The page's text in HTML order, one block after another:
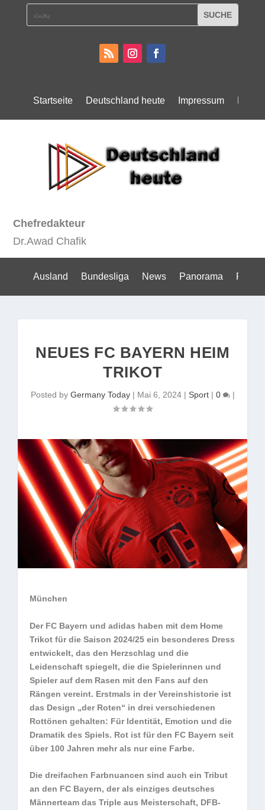
Startseite Deutschland heute Impressum
Chefredakteur
Dr.Awad Chafik
Ausland Bundesliga News Panorama Politik
NEUES FC BAYERN HEIM
TRIKOT
Posted by Germany Today| Mai 6, 2024| Sport| 0 |
München
Der FC Bayern und adidas haben mit dem Home
Trikot für die Saison 2024/25 ein besonderes Dress
entwickelt, das den Herzschlag und die
Leidenschaft spiegelt, die die Spielerinnen und
Spieler auf dem Rasen mit den Fans auf den
Rängen vereint. Erstmals in der Vereinshistorie ist
das Design „der Roten“ in drei verschiedenen
Rottönen gehalten: Für Identität, Emotion und die
Dramatik des Spiels. Rot ist für den FC Bayern seit
über 100 Jahren mehr als nur eine Farbe.
Die dreifachen Farbnuancen sind auch ein Tribut
an den FC Bayern, der als einziges deutsches
Männerteam das Triple aus Meisterschaft, DFB-